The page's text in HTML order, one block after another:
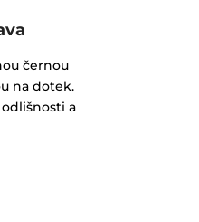
černou
na dotek.
a